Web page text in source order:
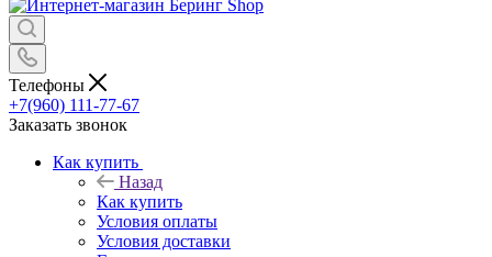
Телефоны
+7(960) 111-77-67
Заказать звонок
Как купить
Назад
Как купить
Условия оплаты
Условия доставки